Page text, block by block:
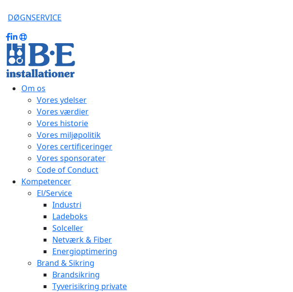
DØGNSERVICE
Om os
Vores ydelser
Vores værdier
Vores historie
Vores miljøpolitik
Vores certificeringer
Vores sponsorater
Code of Conduct
Kompetencer
El/Service
Industri
Ladeboks
Solceller
Netværk & Fiber
Energioptimering
Brand & Sikring
Brandsikring
Tyverisikring private